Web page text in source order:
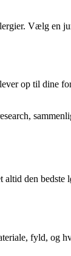
Vælg en
op til dine
den
fyld, og